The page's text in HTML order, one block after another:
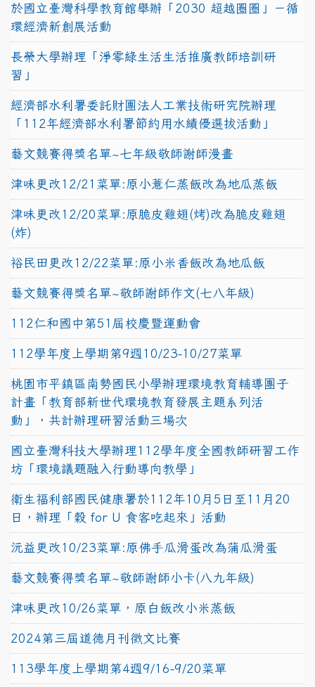
於國立臺灣科學教育館舉辦「2030 超越圈圈」－循
環經濟新創展活動
長榮大學辦理「淨零綠生活生活推廣教師培訓研
習」
經濟部水利署委託財團法人工業技術研究院辦理
「112年經濟部水利署節約用水績優選拔活動」
藝文競賽得獎名單~七年級敬師謝師漫畫
津味更改12/21菜單:原小薏仁蒸飯改為地瓜蒸飯
津味更改12/20菜單:原脆皮雞翅(烤)改為脆皮雞翅
(炸)
裕民田更改12/22菜單:原小米香飯改為地瓜飯
藝文競賽得獎名單~敬師謝師作文(七八年級)
112仁和國中第51屆校慶暨運動會
112學年度上學期第9週10/23-10/27菜單
桃園市平鎮區南勢國民小學辦理環境教育輔導團子
計畫「教育部新世代環境教育發展主題系列活
動」，共計辦理研習活動三場次
國立臺灣科技大學辦理112學年度全國教師研習工作
坊「環境議題融入行動導向教學」
衛生福利部國民健康署於112年10月5日至11月20
日，辦理「穀 for U 食客吃起來」活動
沅益更改10/23菜單:原佛手瓜滑蛋改為蒲瓜滑蛋
藝文競賽得獎名單~敬師謝師小卡(八九年級)
津味更改10/26菜單，原白飯改小米蒸飯
2024第三屆道德月刊徵文比賽
113學年度上學期第4週9/16-9/20菜單